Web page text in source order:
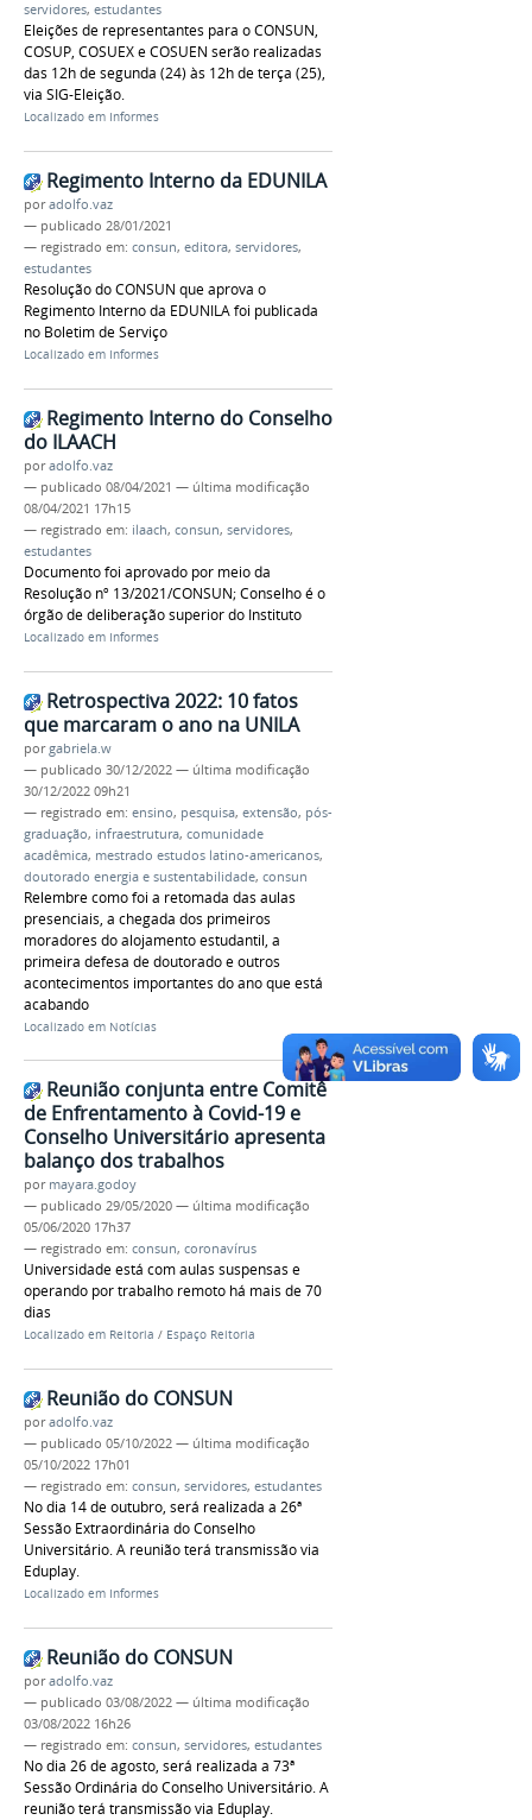
servidores, estudantes
Eleições de representantes para o CONSUN,
COSUP, COSUEX e COSUEN serão realizadas
das 12h de segunda (24) às 12h de terça (25),
via SIG-Eleição.
Localizado em Informes
Regimento Interno da EDUNILA
poradolfo.vaz
— publicado 28/01/2021
— registrado em: consun, editora, servidores,
estudantes
Resolução do CONSUN que aprova o
Regimento Interno da EDUNILA foi publicada
no Boletim de Serviço
Localizado em Informes
Regimento Interno do Conselho
do ILAACH
poradolfo.vaz
— publicado 08/04/2021 — última modificação
08/04/2021 17h15
— registrado em: ilaach, consun, servidores,
estudantes
Documento foi aprovado por meio da
Resolução nº 13/2021/CONSUN; Conselho é o
órgão de deliberação superior do Instituto
Localizado em Informes
Retrospectiva 2022: 10 fatos
que marcaram o ano na UNILA
porgabriela.w
— publicado 30/12/2022 — última modificação
30/12/2022 09h21
— registrado em: ensino, pesquisa, extensão, pós-
graduação, infraestrutura, comunidade
acadêmica, mestrado estudos latino-americanos,
doutorado energia e sustentabilidade, consun
Relembre como foi a retomada das aulas
presenciais, a chegada dos primeiros
moradores do alojamento estudantil, a
primeira defesa de doutorado e outros
acontecimentos importantes do ano que está
acabando
Localizado em Notícias
Reunião conjunta entre Comitê
de Enfrentamento à Covid-19 e
Conselho Universitário apresenta
balanço dos trabalhos
por mayara.godoy
— publicado 29/05/2020 — última modificação
05/06/2020 17h37
— registrado em: consun, coronavírus
Universidade está com aulas suspensas e
operando por trabalho remoto há mais de 70
dias
Localizado em Reitoria / Espaço Reitoria
Reunião do CONSUN
poradolfo.vaz
— publicado 05/10/2022 — última modificação
05/10/2022 17h01
— registrado em: consun, servidores, estudantes
No dia 14 de outubro, será realizada a 26ª
Sessão Extraordinária do Conselho
Universitário. A reunião terá transmissão via
Eduplay.
Localizado em Informes
Reunião do CONSUN
poradolfo.vaz
— publicado 03/08/2022 — última modificação
03/08/2022 16h26
— registrado em: consun, servidores, estudantes
No dia 26 de agosto, será realizada a 73ª
Sessão Ordinária do Conselho Universitário. A
reunião terá transmissão via Eduplay.